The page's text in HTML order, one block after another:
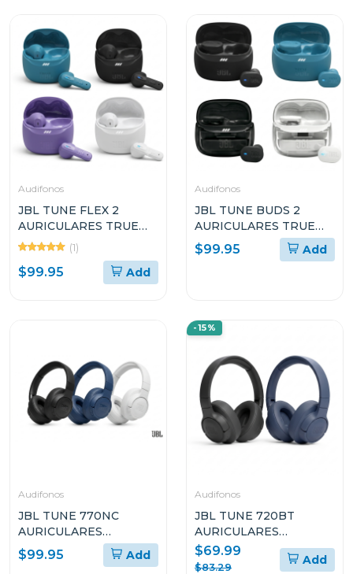
Audifonos
JBL TUNE FLEX 2
AURICULARES TRUE
WIRELESS CON
CANCELACIÓN DE
RUIDO
(1)
$99.95 Add
Audifonos
JBL TUNE BUDS 2
AURICULARES TRUE
WIRELESS CON
CANCELACIÓN DE
$99.95 Add
Audifonos
JBL TUNE 770NC
AURICULARES
CIRCUMAURALES
INALÁMBRICOS CON
$99.95 Add
-15%
Audifonos
JBL TUNE 720BT
AURICULARES
CIRCUMAURALES
INALÁMBRICOS
$69.99
$83.29
Add